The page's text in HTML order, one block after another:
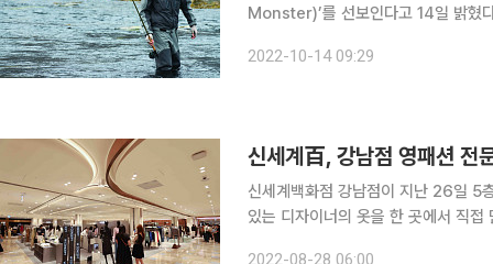
Monster)’를 선보인다고 14일 밝혔다. 웨더몬스터는 작년 하반기부터 태스크포스(TF)를
2022-10-14 09:29
신세계百, 강남점 영패션 전
신세계백화점 강남점이 지난 26일 5
있는 디자이너의 옷을 한 곳에서 직
2022-08-28 06:00